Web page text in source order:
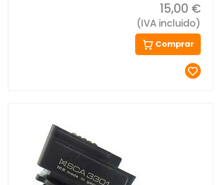
15,00 €
(IVA incluido)
Comprar